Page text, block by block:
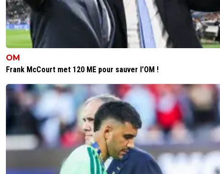
OM
Frank McCourt met 120 ME pour sauver l’OM !